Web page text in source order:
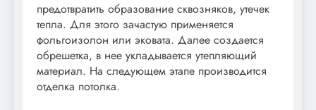
предотвратить образование сквозняков, утечек
тепла. Для этого зачастую применяется
фольгоизолон или эковата. Далее создается
обрешетка, в нее укладывается утепляющий
материал. На следующем этапе производится
отделка потолка.